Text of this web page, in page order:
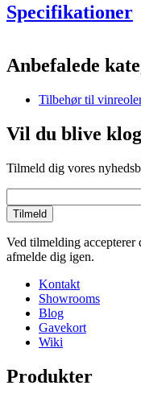
Specifikationer
Produktnummer
Generelt
FinishMetal
ModulærJa
Flasker
Antal flasker
Flasketype
Dimensioner (BxHxD
Højde (cm)
Bredde (cm)
Dybde (cm)
Vægt (kg)
Anbefalede
Tilbehør til
Vil du blive
Tilmeld dig vores
Tilmeld
Ved tilmelding
afmelde dig igen.
Kontakt
Showrooms
Blog
Gavekort
Wiki
Produkter